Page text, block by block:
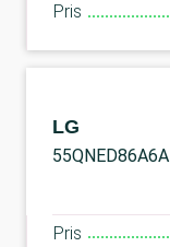
Pris
LG
55QNED86A6A
Pris